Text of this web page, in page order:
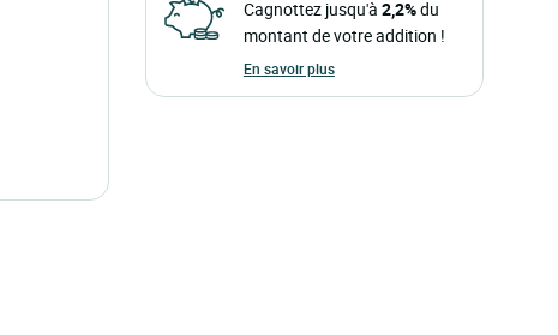
Cagnottez jusqu'à 2,2%du
montant de votre addition !
En savoir plus